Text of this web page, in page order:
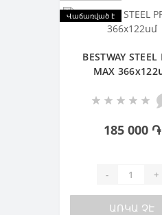
Վաճառված է
BESTWAY STEEL
MAX
185 000 ֏
- +
ԱՌԿԱ ՉԷ